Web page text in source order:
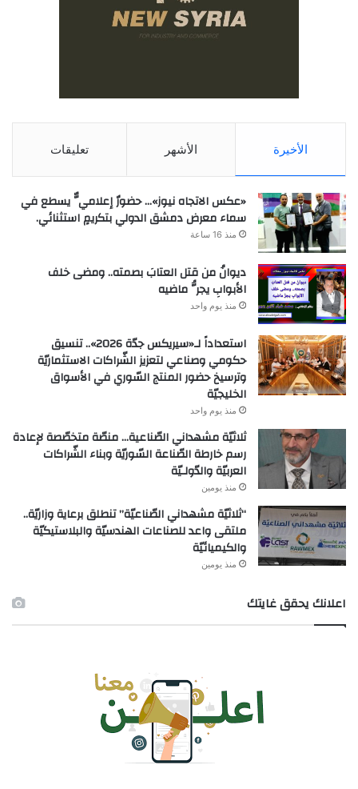
الأخيرة الأشهر تعليقات
«عكس الاتجاه نيوز»… حضورٌ إعلاميٌّ يسطع في
سماء معرض دمشق الدولي بتكريمٍ استثنائي.
منذ 16 ساعة
ديوانُ من قتل العتابَ بصمته.. ومضى خلف
الأبوابِ يجرُّ ماضيه
منذ يوم واحد
استعداداً لـ«سيريكس جدّة 2026».. تنسيق
حكومي وصناعي لتعزيز الشّراكات الاستثماريّة
وترسيخ حضور المنتج السّوري في الأسواق
الخليجيّة
منذ يوم واحد
ثلاثيّة مشهداني الصّناعية… منصّة متخصّصة لإعادة
رسم خارطة الصّناعة السّوريّة وبناء الشّراكات
العربيّة والدّولـيّة
منذ يومين
“ثلاثيّة مشهداني الصّناعيّة” تنطلق برعاية وزاريّة..
ملتقى واعد للصناعات الهندسيّة والبلاستيكيّة
والكيميائيّة
منذ يومين
اعلانك يحقق غايتك